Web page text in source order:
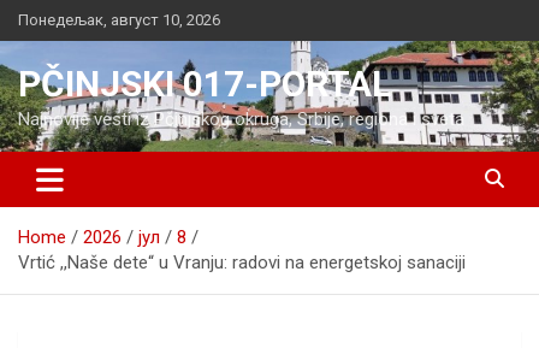
Skip
to
content
Понедељак, август 10, 2026
PČINJSKI 017-PORTAL
Najnovije vesti iz Pčinjskog okruga, Srbije, regiona i sveta
Home 2026 јул
8
Vrtić ,,Naše dete“ u Vranju: radovi na energetskoj sanaciji